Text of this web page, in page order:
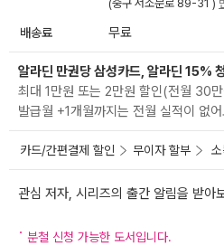
(중구 서소문로 89-31 )
배송료 무료
알라딘 만권당 삼성카드, 알라딘 15%
최대 1만원 또는 2만원 할인(전월 30
발급월 +1개월까지는 전월 실적이 없
카드/간편결제 할인 무이자 할부
관심 저자, 시리즈의 출간 알림을 받아
분철 신청 가능한 도서입니다.